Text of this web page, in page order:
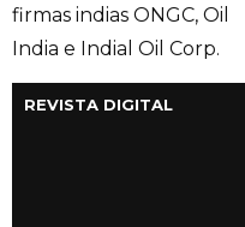
firmas indias ONGC, Oil
India e Indial Oil Corp.
REVISTA DIGITAL